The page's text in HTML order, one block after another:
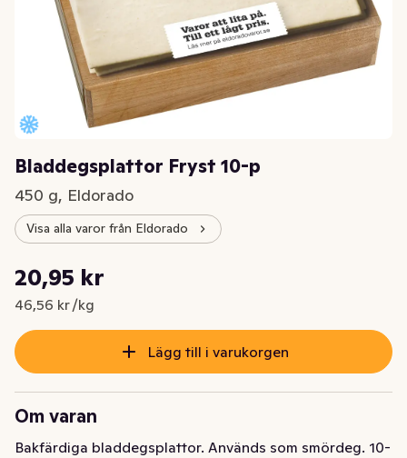
Bladdegsplattor Fryst 10-p
450 g, Eldorado
Visa alla varor från Eldorado
Nuvarande pris är: 20,95 kr
20,95 kr
46,56 kr /kg
Styckpris: 46,56 kr /kg
Lägg till i varukorgen
Om varan
Bakfärdiga bladdegsplattor. Används som smördeg. 10-